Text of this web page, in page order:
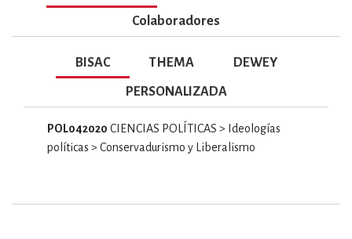
Colaboradores
BISAC THEMA DEWEY
PERSONALIZADA
POL042020 CIENCIAS POLÍTICAS > Ideologías
políticas > Conservadurismo y Liberalismo